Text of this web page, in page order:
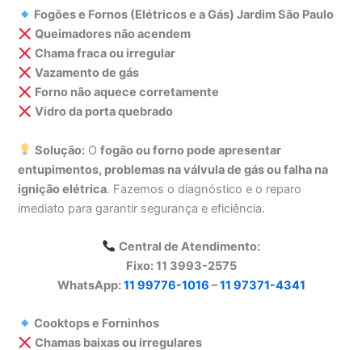
Fogões e Fornos (Elétricos e a Gás) Jardim São Paulo
Queimadores não acendem
Chama fraca ou irregular
Vazamento de gás
Forno não aquece corretamente
Vidro da porta quebrado
Solução: Ofogão ou forno pode apresentar
entupimentos, problemas na válvula de gás ou falha na
ignição elétrica. Fazemos o diagnóstico e o reparo
imediato para garantir segurança e eficiência.
Central de Atendimento:
Fixo: 11 3993-2575
WhatsApp:11 99776-1016 –11 97371-4341
Cooktops e Forninhos
Chamas baixas ou irregulares